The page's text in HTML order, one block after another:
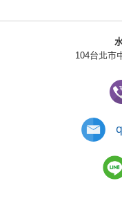
104台北市